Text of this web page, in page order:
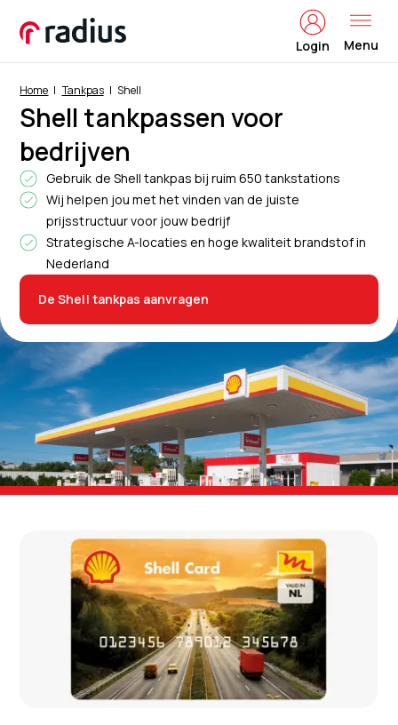
Login Menu
Home Tankpas Shell
Shell tankpassen voor
bedrijven
Gebruik de Shell tankpas bij ruim 650 tankstations
Wij helpen jou met het vinden van de juiste
prijsstructuur voor jouw bedrijf
Strategische A-locaties en hoge kwaliteit brandstof in
Nederland
De Shell tankpas aanvragen